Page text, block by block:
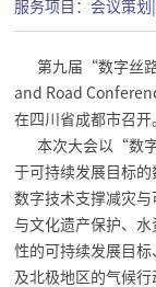
服务项目：会议策
第九届“数字丝路
and Road
在四川省成都市召开
本次大会以“数字
于可持续发展目标的
数字技术支撑减灾
与文化遗产保护、
性的可持续发展目
及北极地区的气候行